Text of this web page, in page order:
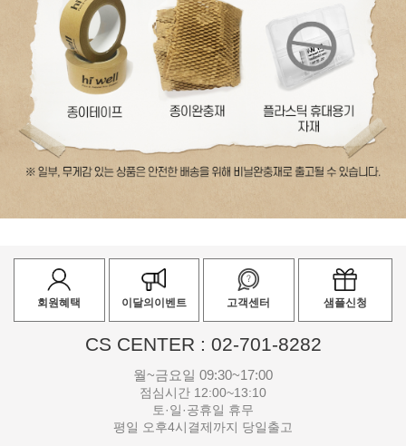
회원혜택 이달의이벤트 고객센터 샘플신청
CS CENTER : 02-701-8282
월~금요일 09:30~17:00
점심시간 12:00~13:10
토·일·공휴일 휴무
평일 오후4시결제까지 당일출고